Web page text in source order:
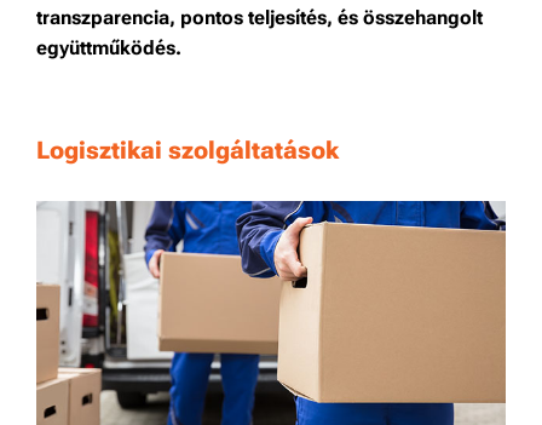
transzparencia, pontos teljesítés, és összehangolt
együttműködés.
Logisztikai szolgáltatások